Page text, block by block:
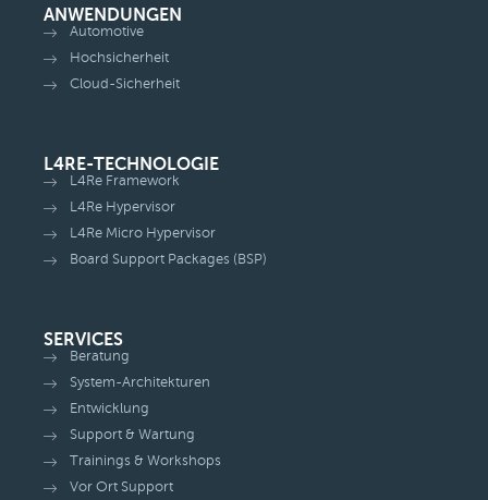
ANWENDUNGEN
Automotive
Hochsicherheit
Cloud-Sicherheit
L4RE-TECHNOLOGIE
L4Re Framework
L4Re Hypervisor
L4Re Micro Hypervisor
Board Support Packages (BSP)
SERVICES
Beratung
System-Architekturen
Entwicklung
Support & Wartung
Trainings & Workshops
Vor Ort Support